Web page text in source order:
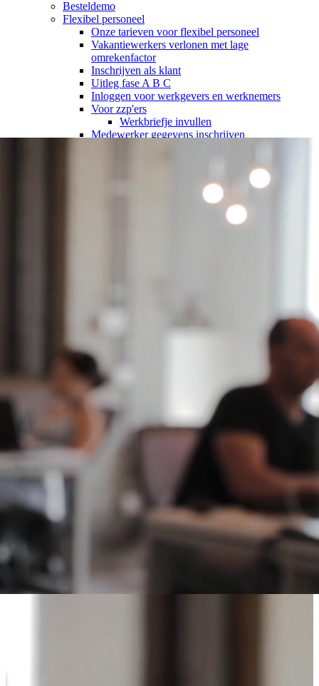
Besteldemo
Flexibel personeel
Onze tarieven voor flexibel personeel
Vakantiewerkers verlonen met lage
omrekenfactor
Inschrijven als klant
Uitleg fase A B C
Inloggen voor werkgevers en werknemers
Voor zzp'ers
Werkbriefje invullen
Medewerker gegevens inschrijven
Inloopmatten
Gebouwen bedrijven instellingen
Account
Zoeken
Winkelwagen
Naar winkelwagen
Je winkelwagen is leeg.